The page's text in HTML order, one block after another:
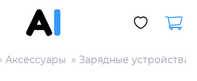
Аксессуары Зарядные устройства